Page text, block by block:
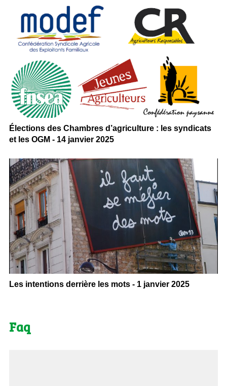
Élections des Chambres d’agriculture : les syndicats
et les OGM - 14 janvier 2025
Les intentions derrière les mots - 1 janvier 2025
Faq